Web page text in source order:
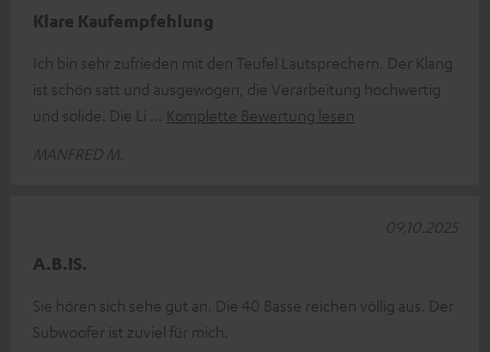
Klare Kaufempfehlung
Ich bin sehr zufrieden mit den Teufel Lautsprechern. Der Klang
ist schön satt und ausgewogen, die Verarbeitung hochwertig
und solide. Die Li
Komplette Bewertung lesen
MANFRED M.
A.B.IS.
Sie hören sich sehe gut an. Die 40 Basse reichen völlig aus. Der
Subwoofer ist zuviel für mich.
09.10.2025